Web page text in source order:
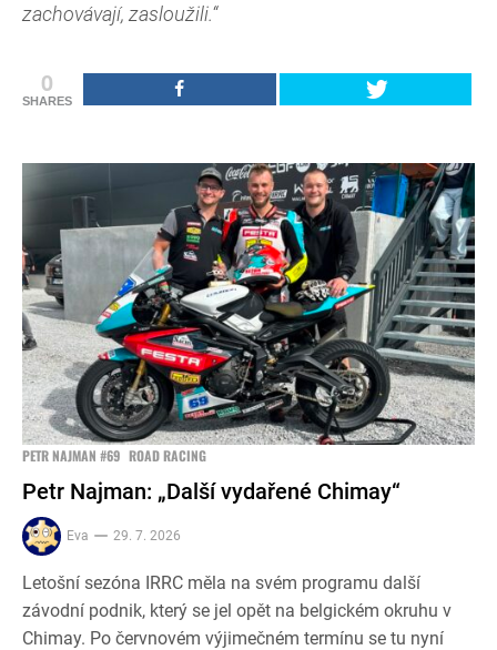
zachovávají, zasloužili.“
0
SHARES
PETR NAJMAN #69 ROAD RACING
Petr Najman: „Další vydařené Chimay“
Eva 29. 7. 2026
Letošní sezóna IRRC měla na svém programu další
závodní podnik, který se jel opět na belgickém okruhu v
Chimay. Po červnovém výjimečném termínu se tu nyní